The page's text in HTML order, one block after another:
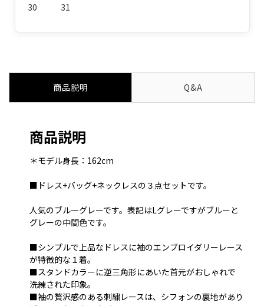
30 31
商品説明 Q&A
商品説明
＊モデル身長：162cm
■ドレス+バッグ+ネックレスの３点セットです。
人気のブルーグレーです。表記はLグレーですがブルーと
グレーの中間色です。
■シンプルで上品なドレスに袖のエンブロイダリーレース
が特徴的な１着。
■スタンドカラーに逆三角形にあいた首元がおしゃれで
洗練された印象。
■袖の贅沢感のある刺繍レースは、シフォンの裏地があり